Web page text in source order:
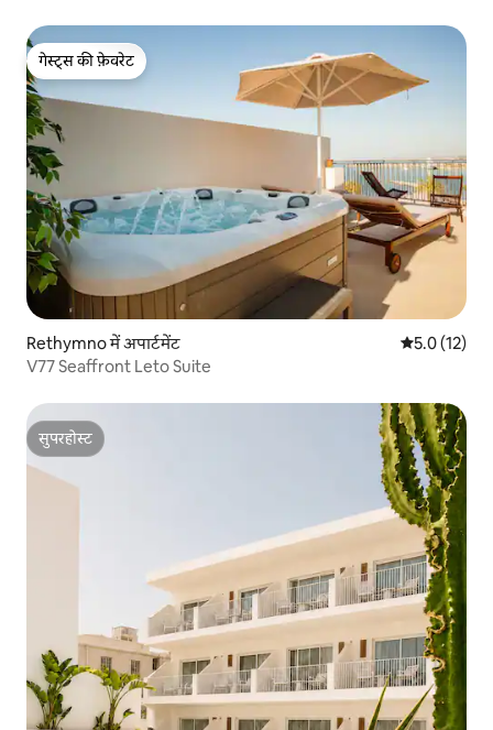
गेस्ट्स की फ़ेवरेट
गेस्ट्स की फ़ेवरेट
Rethymno में अपार्टमेंट औसत रेटिंग 5
5.0 (12)
V77 Seaffront Leto Suite
सुपरहोस्ट
सुपरहोस्ट